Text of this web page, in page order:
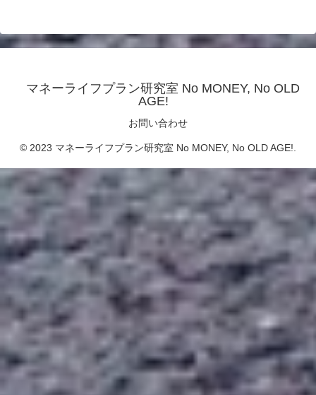
マネーライフプラン研究室 No MONEY, No OLD
AGE!
お問い合わせ
© 2023 マネーライフプラン研究室 No MONEY, No OLD AGE!.